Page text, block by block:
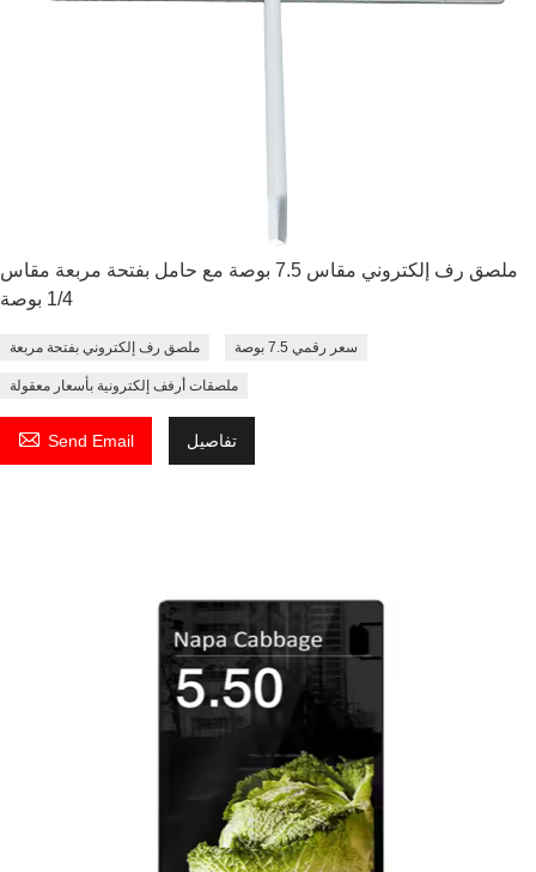
ملصق رف إلكتروني مقاس 7.5 بوصة مع حامل بفتحة مربعة مقاس
1/4 بوصة
ملصق رف إلكتروني بفتحة مربعة سعر رقمي 7.5 بوصة
ملصقات أرفف إلكترونية بأسعار معقولة
 Send Email تفاصيل